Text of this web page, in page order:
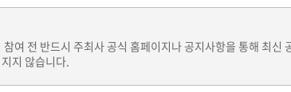
여 전 반드시 주최사 공식 홈페이지나 공지사항을 통해 최신
지 않습니다.